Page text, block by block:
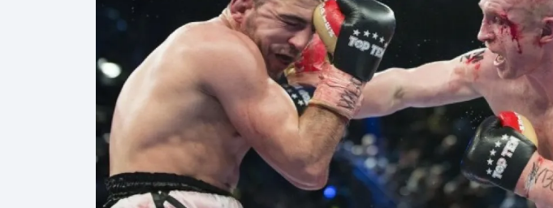
Curling
Dostihy
Florbal
Futsal
Golf
Gymnastika
Moderní pětiboj
Motorsport
Olympijské hry
Parasport
Plavání
Plážový volejbal